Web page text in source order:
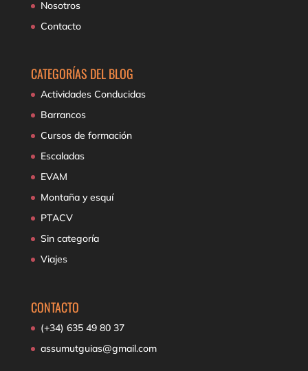
Nosotros
Contacto
CATEGORÍAS DEL BLOG
Actividades Conducidas
Barrancos
Cursos de formación
Escaladas
EVAM
Montaña y esquí
PTACV
Sin categoría
Viajes
CONTACTO
(+34) 635 49 80 37
assumutguias@gmail.com